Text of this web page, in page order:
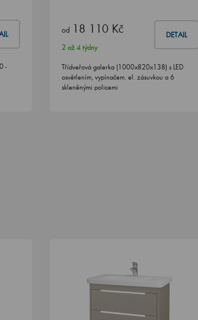
-
od 18 110 Kč DETAIL
2 až 4 týdny
Třídveřová galerka (1000x820x138) s LED
osvětlením, vypínačem. el. zásuvkou a 6
skleněnými policemi